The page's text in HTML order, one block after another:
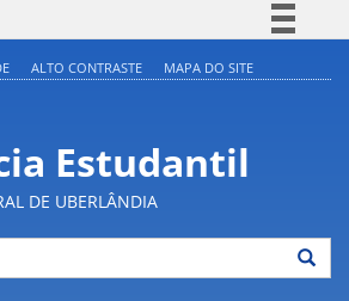
Acesso à informação
Legislação
Canais
ALTO CONTRASTE MAPA DO SITE
Estudantil
DE UBERLÂNDIA